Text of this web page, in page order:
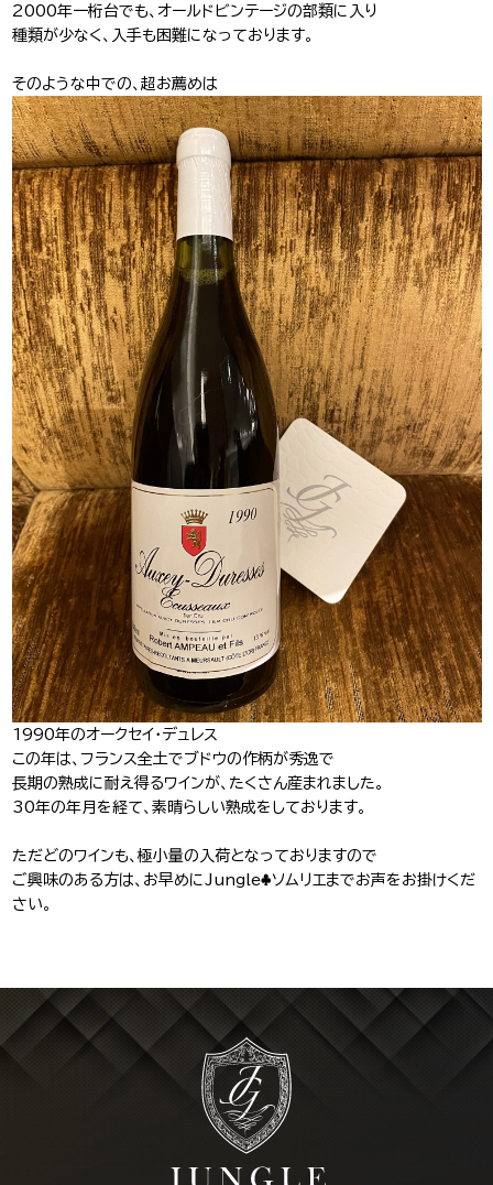
2000年一桁台でも、オールドビンテージの部類に入り
種類が少なく、入手も困難になっております。
そのような中での、超お薦めは
1990年のオークセイ・デュレス
この年は、フランス全土でブドウの作柄が秀逸で
長期の熟成に耐え得るワインが、たくさん産まれました。
30年の年月を経て、素晴らしい熟成をしております。
ただどのワインも、極小量の入荷となっておりますので
ご興味のある方は、お早めにJungle♣️ソムリエまでお声をお掛けくだ
さい。